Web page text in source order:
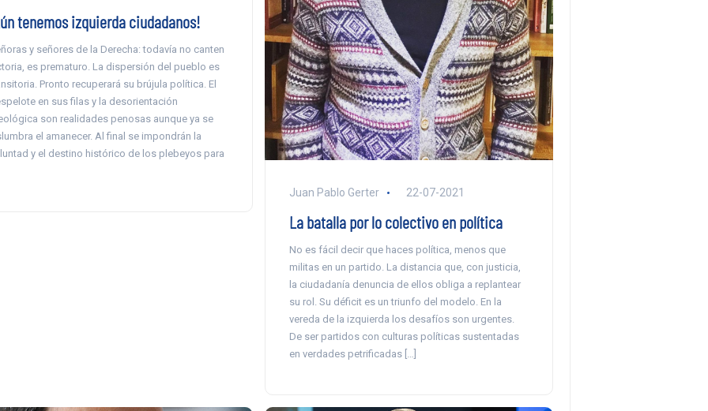
tenemos izquierda ciudadanos!
y señores de la Derecha: todavía no canten
es prematuro. La dispersión del pueblo es
Pronto recuperará su brújula política. El
en sus filas y la desorientación
son realidades penosas aunque ya se
el amanecer. Al final se impondrán la
y el destino histórico de los plebeyos para
Juan Pablo Gerter 22-07-2021
La batalla por lo colectivo en política
No es fácil decir que haces política, menos que
militas en un partido. La distancia que, con justicia,
la ciudadanía denuncia de ellos obliga a replantear
su rol. Su déficit es un triunfo del modelo. En la
vereda de la izquierda los desafíos son urgentes.
De ser partidos con culturas políticas sustentadas
en verdades petrificadas […]